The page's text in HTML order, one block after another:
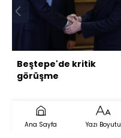
Beştepe'de kritik
görüşme
Ana Sayfa Yazı Boyutu